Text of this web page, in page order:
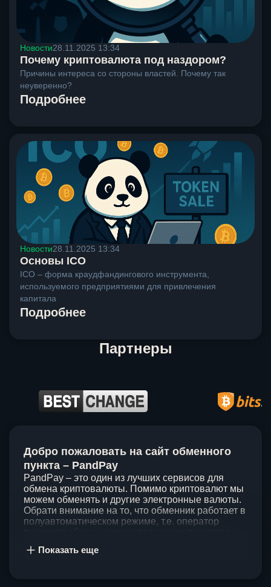
Новости28.11.2025 13:34
Почему криптовалюта под наздором?
Причины интереса со стороны властей. Почему так
неуверенно?
Подробнее
Новости28.11.2025 13:34
Основы ICO
ICO – форма краудфандингового инструмента,
используемого предприятиями для привлечения
капитала
Подробнее
Партнеры
Добро пожаловать на сайт обменного
пункта – PandPay
PandPay – это один из лучших сервисов для
обмена криптовалюты. Помимо криптовалют мы
можем обменять и другие электронные валюты.
Обрати внимание на то, что обменник работает в
полуавтоматическом режиме, т.е. оператор
клиентов, поэтому стараемся проводить обмены
Показать еще